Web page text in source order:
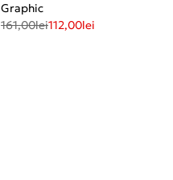
Graphic
161,00lei112,00lei